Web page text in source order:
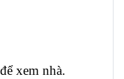
xem nhà.